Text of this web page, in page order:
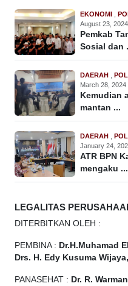
EKONOMI
August 23, 2024
Pemkab
Sosial dan
DAERAH
March 28, 2024
Kemudian
mantan ...
DAERAH
January 24,
ATR BPN
mengaku ...
LEGALITAS
DITERBITKAN OLEH :
PEMBINA : Dr.H.Muhamad
Drs. H. Edy Kusuma
PANASEHAT : Dr. R.